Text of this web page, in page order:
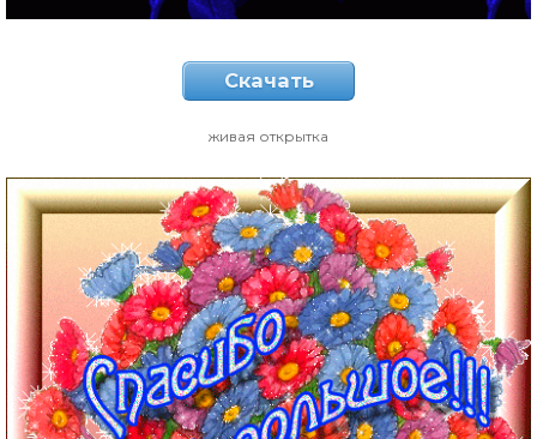
Скачать
живая открытка